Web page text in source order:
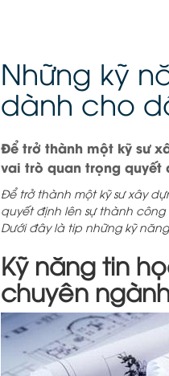
Những kỹ
dành cho
Để trở thành một kỹ sư
vai trò quan trọng quyết
Để trở thành một kỹ sư xây
quyết định lên sự thành
Dưới đây là tip những kỹ
Kỹ năng tin
chuyên